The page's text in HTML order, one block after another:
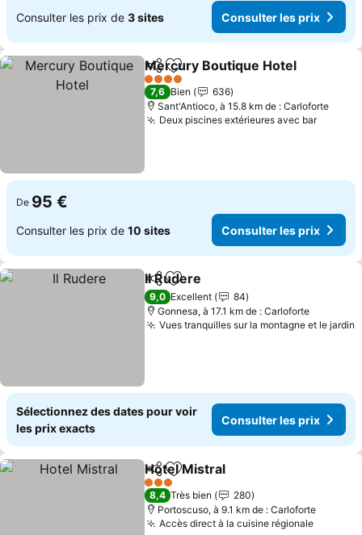
Consulter les prix de 3 sites Consulter les prix
PartagerAjouter à mes favoris
Mercury Boutique Hotel
4 Étoiles
7,6 Bien
636
Sant'Antioco, à 15.8 km de : Carloforte
Deux piscines extérieures avec bar
De 95 €
Consulter les prix de 10 sites Consulter les prix
PartagerAjouter à mes favoris
Il Rudere
9,0 Excellent
84
Gonnesa, à 17.1 km de : Carloforte
Vues tranquilles sur la montagne et le jardin
Sélectionnez des dates pour voir
les prix exacts
Consulter les prix
PartagerAjouter à mes favoris
Hotel Mistral
3 Étoiles
8,4 Très bien
280
Portoscuso, à 9.1 km de : Carloforte
Accès direct à la cuisine régionale